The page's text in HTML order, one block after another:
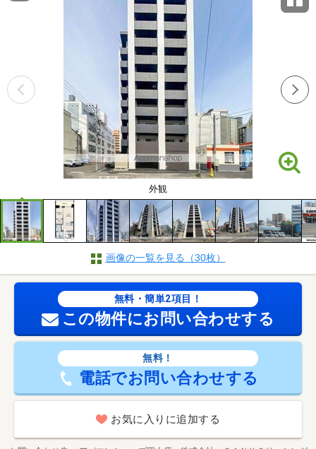
外観
画像の一覧を見る（30枚）
無料・簡単2項目！
この物件にお問い合わせする
無料！
電話でお問い合わせする
お気に入りに追加する